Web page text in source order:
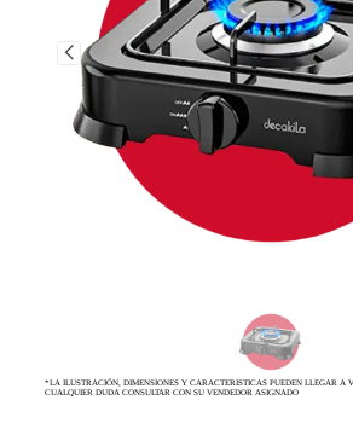
*LA ILUSTRACIÓN, DIMENSIONES Y CARACTERISTICAS PUEDEN LLEGAR A
CUALQUIER DUDA CONSULTAR CON SU VENDEDOR ASIGNADO